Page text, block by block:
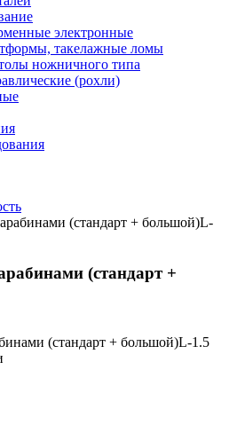
электронные
такелажные ломы
ножничного типа
(рохли)
(стандарт + большой)L-
(стандарт +